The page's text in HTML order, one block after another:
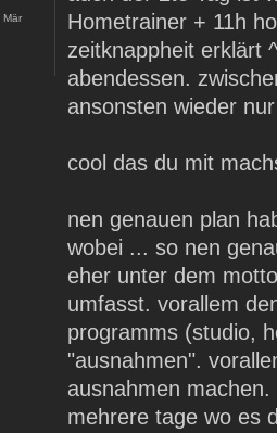
Hometrainer + 11h
zeitknappheit erklärt
abendessen.
ansonsten wieder
cool das du mit
nen genauen plan
wobei ... so nen
eher unter dem
umfasst. vorallem
programms (studio,
"ausnahmen".
ausnahmen
mehrere tage wo es
Mär